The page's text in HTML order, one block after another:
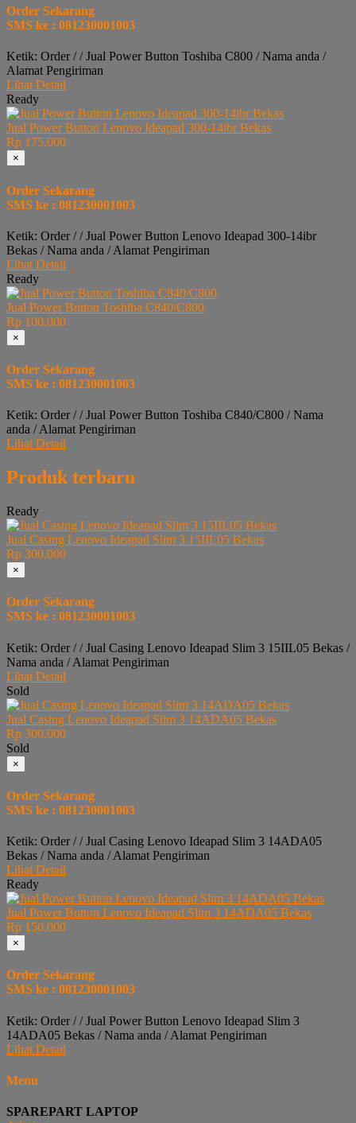
Order Sekarang
SMS ke : 081230001003
Ketik: Order / / Jual Power Button Toshiba C800 / Nama anda /
Alamat Pengiriman
Lihat Detail
Ready
Jual Power Button Lenovo Ideapad 300-14ibr Bekas
Rp 175.000
×
Order Sekarang
SMS ke : 081230001003
Ketik: Order / / Jual Power Button Lenovo Ideapad 300-14ibr
Bekas / Nama anda / Alamat Pengiriman
Lihat Detail
Ready
Jual Power Button Toshiba C840/C800
Rp 100.000
×
Order Sekarang
SMS ke : 081230001003
Ketik: Order / / Jual Power Button Toshiba C840/C800 / Nama
anda / Alamat Pengiriman
Lihat Detail
Produk terbaru
Ready
Jual Casing Lenovo Ideapad Slim 3 15IIL05 Bekas
Rp 300.000
×
Order Sekarang
SMS ke : 081230001003
Ketik: Order / / Jual Casing Lenovo Ideapad Slim 3 15IIL05 Bekas /
Nama anda / Alamat Pengiriman
Lihat Detail
Sold
Jual Casing Lenovo Ideapad Slim 3 14ADA05 Bekas
Rp 300.000
Sold
×
Order Sekarang
SMS ke : 081230001003
Ketik: Order / / Jual Casing Lenovo Ideapad Slim 3 14ADA05
Bekas / Nama anda / Alamat Pengiriman
Lihat Detail
Ready
Jual Power Button Lenovo Ideapad Slim 3 14ADA05 Bekas
Rp 150.000
×
Order Sekarang
SMS ke : 081230001003
Ketik: Order / / Jual Power Button Lenovo Ideapad Slim 3
14ADA05 Bekas / Nama anda / Alamat Pengiriman
Lihat Detail
Menu
SPAREPART LAPTOP